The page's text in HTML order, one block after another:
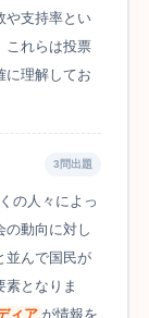
や支持率とい
これらは投票
に理解してお
3問出題
の人々によっ
の動向に対し
並んで国民が
素となりま
ィア が情報を